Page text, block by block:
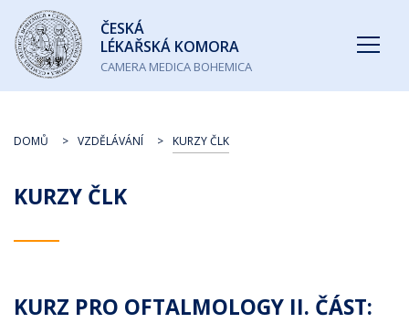
Česká
lékařská
komora
ČESKÁ
LÉKAŘSKÁ KOMORA
CAMERA MEDICA BOHEMICA
KURZY ČLK
DOMŮ VZDĚLÁVÁNÍ KURZY ČLK
KURZ PRO OFTALMOLOGY II. ČÁST: